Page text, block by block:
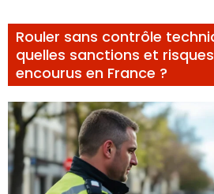
Rouler sans contrôle
quelles sanctions et risques
encourus en France ?